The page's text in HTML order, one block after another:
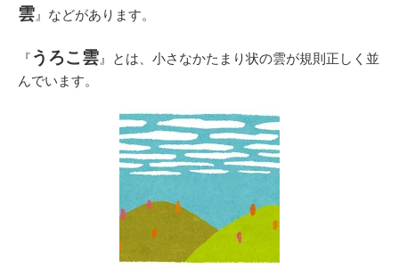
雲 』などがあります。
『 うろこ雲 』とは、小さなかたまり状の雲が規則正しく並
んでいます。